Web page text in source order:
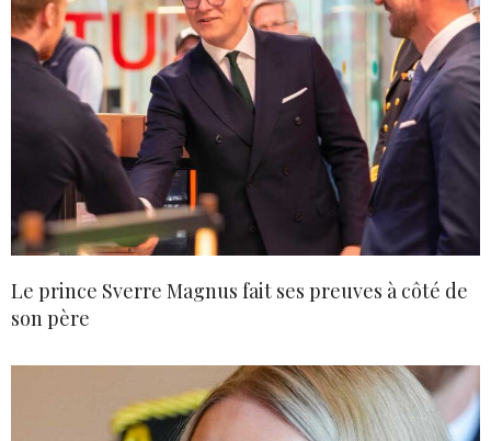
Le prince Sverre Magnus fait ses preuves à côté de
son père